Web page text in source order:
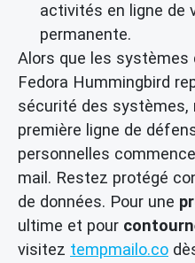
activités en ligne de
permanente.
Alors que les systèmes
Fedora Hummingbird
sécurité des systèmes,
première ligne de
personnelles
mail. Restez protégé
de données. Pour une
ultime et pour
visitez tempmailo.co